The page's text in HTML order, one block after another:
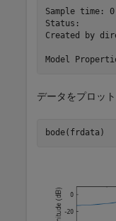
Sample time:
Created by
データをプロット
bode(frdata)